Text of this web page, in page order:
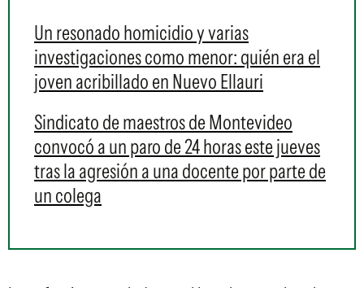
Un resonado homicidio y varias
investigaciones como menor: quién era el
joven acribillado en Nuevo Ellauri
Sindicato de maestros de Montevideo
convocó a un paro de 24 horas este jueves
tras la agresión a una docente por parte de
un colega